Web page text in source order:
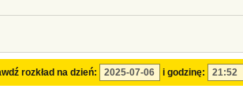
rozkład na dzień: i godzinę: